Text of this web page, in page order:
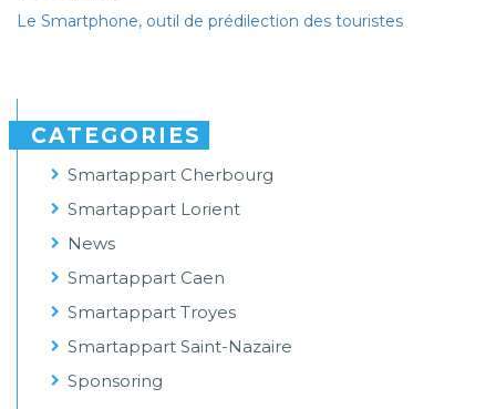
Le Smartphone, outil de prédilection des touristes
CATEGORIES
Smartappart Cherbourg
Smartappart Lorient
News
Smartappart Caen
Smartappart Troyes
Smartappart Saint-Nazaire
Sponsoring